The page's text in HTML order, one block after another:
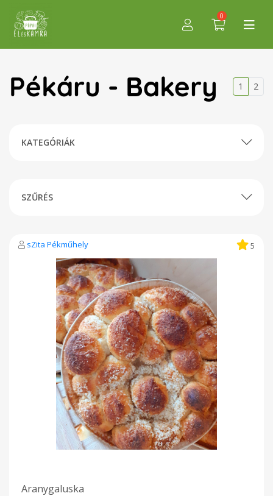
0
Pékáru - Bakery 1 2
KATEGÓRIÁK
SZŰRÉS
sZita Pékműhely 5
Aranygaluska